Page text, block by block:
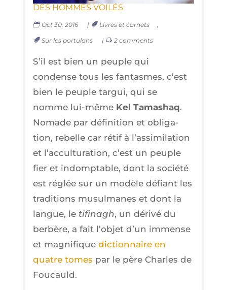
DES HOMMES VOILÉS
Oct 30, 2016 | Livres et carnets ,
Sur les portulans | 2 comments
S’il est bien un peuple qui
condense tous les fan­tasmes, c’est
bien le peuple tar­gui, qui se
nomme lui-même Kel Tama­shaq.
Nomade par défi­ni­tion et obli­ga­
tion, rebelle car rétif à l’as­si­mi­la­tion
et l’ac­cul­tu­ra­tion, c’est un peuple
fier et indomp­table, dont la socié­té
est réglée sur un modèle défiant les
tra­di­tions musul­manes et dont la
langue, le tifi­nagh, un déri­vé du
ber­bère, a fait l’ob­jet d’un immense
et magni­fique dic­tion­naire en
quatre tomes par le père Charles de
Foucauld.